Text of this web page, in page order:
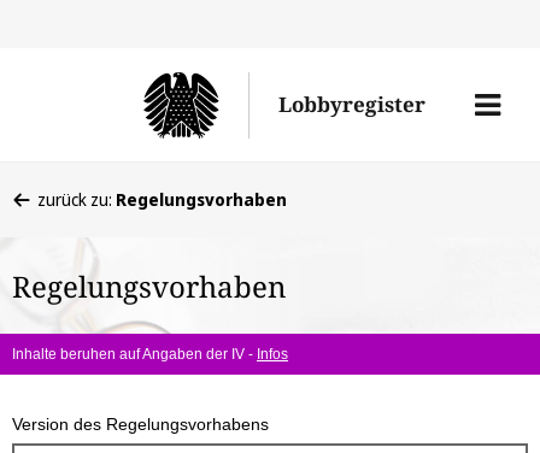
Lobbyregister
Menü
befinden
hier:
zurück zu: Regelungsvorhaben
Regelungsvorhaben
Inhalte beruhen auf Angaben der IV - Infos
Version des Regelungsvorhabens